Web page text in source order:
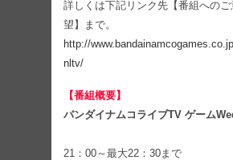
詳しくは下記リンク先【番組への
望】まで。
http://
nltv/
【番組概要】
バンダイナムコライブTV ゲーム
21：00～最大22：30まで